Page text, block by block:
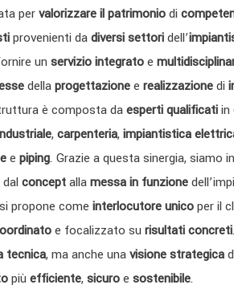
pervalorizzare il patrimoniodi
provenienti dadiversi settoridell’
un servizio integratoe
dellaprogettazionee realizzazionedi
è composta daesperti qualificatiin
,carpenteria,impiantistica
e piping. Grazie a questa sinergia, siamo
dalconceptallamessa in funzione
si propone come interlocutore unicoper il
e focalizzato su risultati concreti
tecnica, ma anche unavisione strategica
più efficiente,sicuroe sostenibile.